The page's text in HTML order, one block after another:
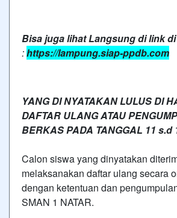
Bisa juga lihat Langsung di link
:https://lampung.siap-ppdb.com
YANG DI NYATAKAN LULUS DI
DAFTAR ULANG ATAU
BERKAS PADA TANGGAL 11 s.d
Calon siswa yang dinyatakan
melaksanakan daftar ulang secara
dengan ketentuan dan
SMAN 1 NATAR.